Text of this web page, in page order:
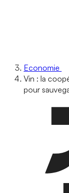
Economie
Vin : la
pour